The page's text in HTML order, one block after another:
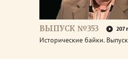
ВЫПУСК №353 207
Исторические байки.